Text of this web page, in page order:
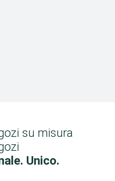
su misura
Unico.